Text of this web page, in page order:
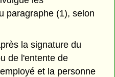
paragraphe (1), selon
la signature du
de l'entente de
et la personne